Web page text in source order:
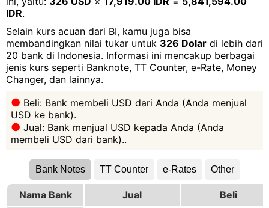
IDR.
Selain kurs acuan dari BI, kamu juga bisa
membandingkan nilai tukar untuk 326 Dolar di lebih dari
20 bank di Indonesia. Informasi ini mencakup berbagai
jenis kurs seperti Banknote, TT Counter, e-Rate, Money
Changer, dan lainnya.
Beli: Bank membeli USD dari Anda (Anda menjual
USD ke bank).
Jual: Bank menjual USD kepada Anda (Anda
membeli USD dari bank)..
Bank Notes TT Counter e-Rates Other
Nama Bank Jual
Beli